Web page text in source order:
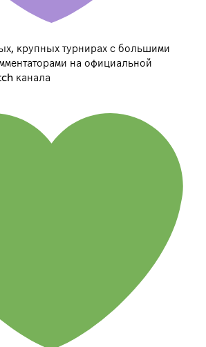
крупных турнирах с большими
на официальной
канала